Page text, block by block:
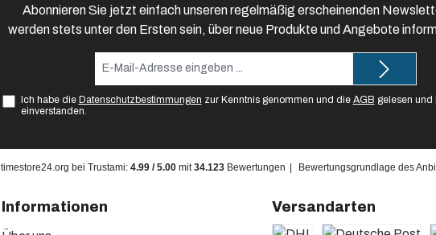
timestore24.org bei Trustami: 4.99/5.00mit34.123 Bewertungen Bewertungsgrundlage des
Abonnieren Sie jetzt einfach unseren regelmäßig erscheinenden
werden stets unter den Ersten sein, über neue Produkte und Angebote
Mail-
Adresse*
Ich habe die Datenschutzbestimmungen zur Kenntnis genommen und die AGB gelesen und
einverstanden.
Informationen Versandarten